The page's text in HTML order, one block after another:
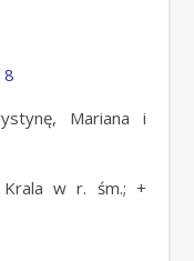
8
Mariana i
Krala w r. śm.; +